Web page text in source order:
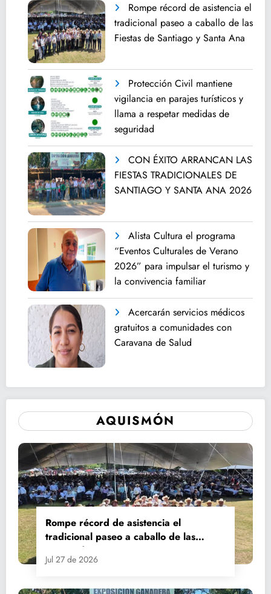
Rompe récord de asistencia el
tradicional paseo a caballo de las
Fiestas de Santiago y Santa Ana
Protección Civil mantiene
vigilancia en parajes turísticos y
llama a respetar medidas de
seguridad
CON ÉXITO ARRANCAN LAS
FIESTAS TRADICIONALES DE
SANTIAGO Y SANTA ANA 2026
Alista Cultura el programa
“Eventos Culturales de Verano
2026” para impulsar el turismo y
la convivencia familiar
Acercarán servicios médicos
gratuitos a comunidades con
Caravana de Salud
AQUISMÓN
Rompe récord de asistencia el
tradicional paseo a caballo de las
Fiestas de Santiago y Santa Ana
Jul 27 de 2026